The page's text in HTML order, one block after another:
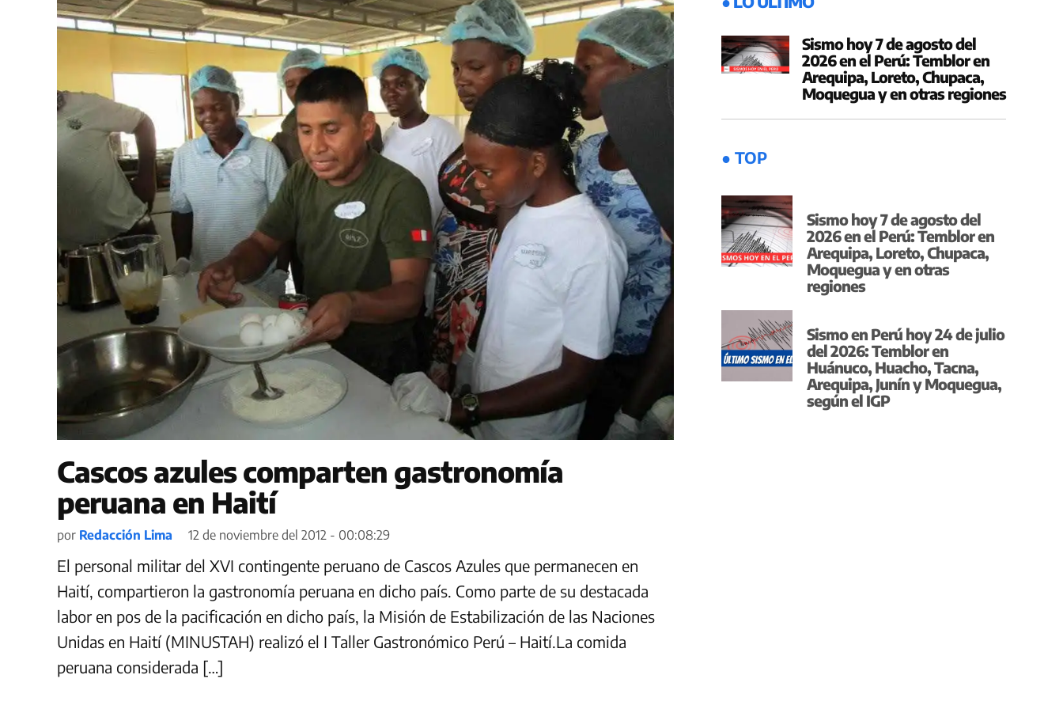
Cascos azules comparten gastronomía
peruana en Haití
por Redacción Lima 12 de noviembre del 2012 - 00:08:29
El personal militar del XVI contingente peruano de Cascos Azules que permanecen en
Haití, compartieron la gastronomía peruana en dicho país. Como parte de su destacada
labor en pos de la pacificación en dicho país, la Misión de Estabilización de las Naciones
Unidas en Haití (MINUSTAH) realizó el I Taller Gastronómico Perú – Haití.La comida
peruana considerada […]
Sismo hoy 7 de agosto del
2026 en el Perú: Temblor en
Arequipa, Loreto, Chupaca,
Moquegua y en otras regiones
● TOP
Sismo hoy 7 de agosto del
2026 en el Perú: Temblor en
Arequipa, Loreto, Chupaca,
Moquegua y en otras
regiones
Sismo en Perú hoy 24 de julio
del 2026: Temblor en
Huánuco, Huacho, Tacna,
Arequipa, Junín y Moquegua,
según el IGP